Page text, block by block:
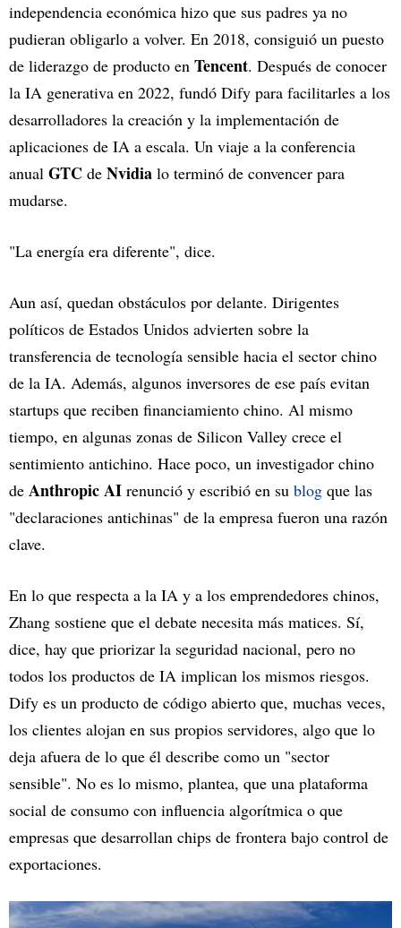
independencia económica hizo que sus padres ya no
pudieran obligarlo a volver. En 2018, consiguió un puesto
de liderazgo de producto en Tencent. Después de conocer
la IA generativa en 2022, fundó Dify para facilitarles a los
desarrolladores la creación y la implementación de
aplicaciones de IA a escala. Un viaje a la conferencia
anual GTC de Nvidia lo terminó de convencer para
mudarse.
"La energía era diferente", dice.
Aun así, quedan obstáculos por delante. Dirigentes
políticos de Estados Unidos advierten sobre la
transferencia de tecnología sensible hacia el sector chino
de la IA. Además, algunos inversores de ese país evitan
startups que reciben financiamiento chino. Al mismo
tiempo, en algunas zonas de Silicon Valley crece el
sentimiento antichino. Hace poco, un investigador chino
de Anthropic AI renunció y escribió en su blog que las
"declaraciones antichinas" de la empresa fueron una razón
clave.
En lo que respecta a la IA y a los emprendedores chinos,
Zhang sostiene que el debate necesita más matices. Sí,
dice, hay que priorizar la seguridad nacional, pero no
todos los productos de IA implican los mismos riesgos.
Dify es un producto de código abierto que, muchas veces,
los clientes alojan en sus propios servidores, algo que lo
deja afuera de lo que él describe como un "sector
sensible". No es lo mismo, plantea, que una plataforma
social de consumo con influencia algorítmica o que
empresas que desarrollan chips de frontera bajo control de
exportaciones.